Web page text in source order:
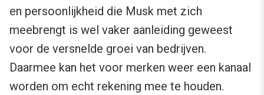
en persoonlijkheid die Musk met zich
meebrengt is wel vaker aanleiding geweest
voor de versnelde groei van bedrijven.
Daarmee kan het voor merken weer een kanaal
worden om echt rekening mee te houden.